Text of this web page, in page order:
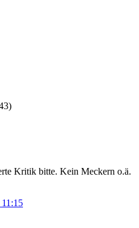
Kritik bitte. Kein Meckern o.ä.